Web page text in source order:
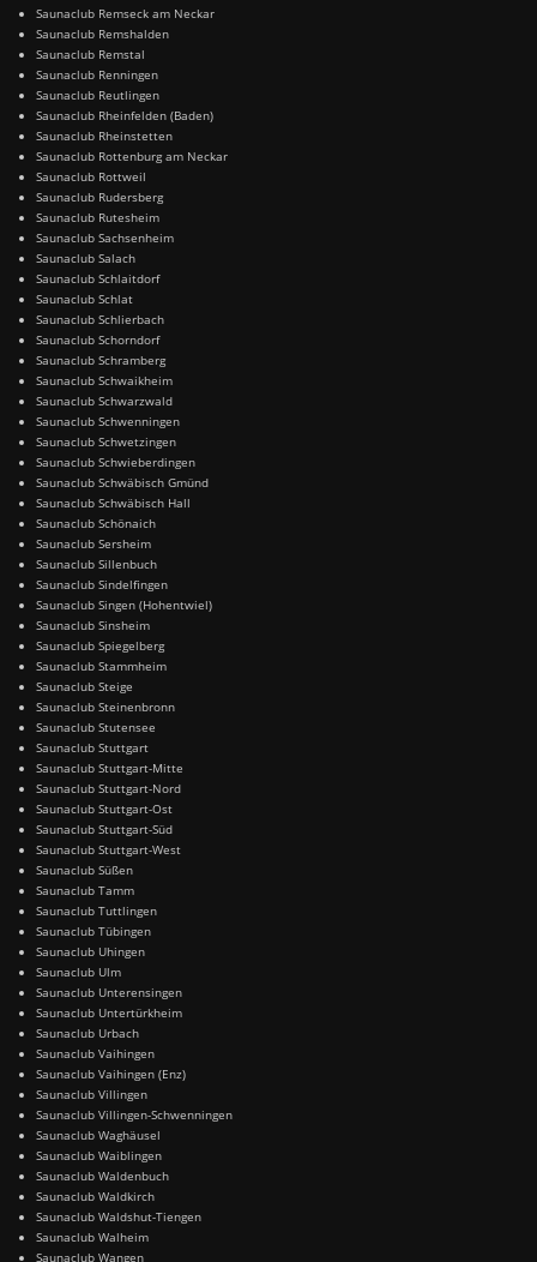
Saunaclub Remseck am Neckar
Saunaclub Remshalden
Saunaclub Remstal
Saunaclub Renningen
Saunaclub Reutlingen
Saunaclub Rheinfelden (Baden)
Saunaclub Rheinstetten
Saunaclub Rottenburg am Neckar
Saunaclub Rottweil
Saunaclub Rudersberg
Saunaclub Rutesheim
Saunaclub Sachsenheim
Saunaclub Salach
Saunaclub Schlaitdorf
Saunaclub Schlat
Saunaclub Schlierbach
Saunaclub Schorndorf
Saunaclub Schramberg
Saunaclub Schwaikheim
Saunaclub Schwarzwald
Saunaclub Schwenningen
Saunaclub Schwetzingen
Saunaclub Schwieberdingen
Saunaclub Schwäbisch Gmünd
Saunaclub Schwäbisch Hall
Saunaclub Schönaich
Saunaclub Sersheim
Saunaclub Sillenbuch
Saunaclub Sindelfingen
Saunaclub Singen (Hohentwiel)
Saunaclub Sinsheim
Saunaclub Spiegelberg
Saunaclub Stammheim
Saunaclub Steige
Saunaclub Steinenbronn
Saunaclub Stutensee
Saunaclub Stuttgart
Saunaclub Stuttgart-Mitte
Saunaclub Stuttgart-Nord
Saunaclub Stuttgart-Ost
Saunaclub Stuttgart-Süd
Saunaclub Stuttgart-West
Saunaclub Süßen
Saunaclub Tamm
Saunaclub Tuttlingen
Saunaclub Tübingen
Saunaclub Uhingen
Saunaclub Ulm
Saunaclub Unterensingen
Saunaclub Untertürkheim
Saunaclub Urbach
Saunaclub Vaihingen
Saunaclub Vaihingen (Enz)
Saunaclub Villingen
Saunaclub Villingen-Schwenningen
Saunaclub Waghäusel
Saunaclub Waiblingen
Saunaclub Waldenbuch
Saunaclub Waldkirch
Saunaclub Waldshut-Tiengen
Saunaclub Walheim
Saunaclub Wangen